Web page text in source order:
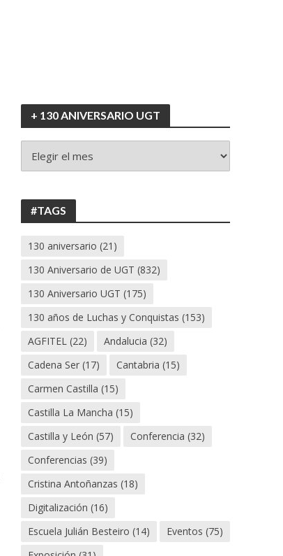
+ 130 ANIVERSARIO UGT
130
#TAGS
130 aniversario (21)
130 Aniversario de UGT (832)
130 Aniversario UGT (175)
130 años de Luchas y Conquistas (153)
AGFITEL (22) Andalucia (32)
Cadena Ser (17) Cantabria (15)
Carmen Castilla (15)
Castilla La Mancha (15)
Castilla y León (57) Conferencia (32)
Conferencias (39)
Cristina Antoñanzas (18)
Digitalización (16)
Escuela Julián Besteiro (14) Eventos (75)